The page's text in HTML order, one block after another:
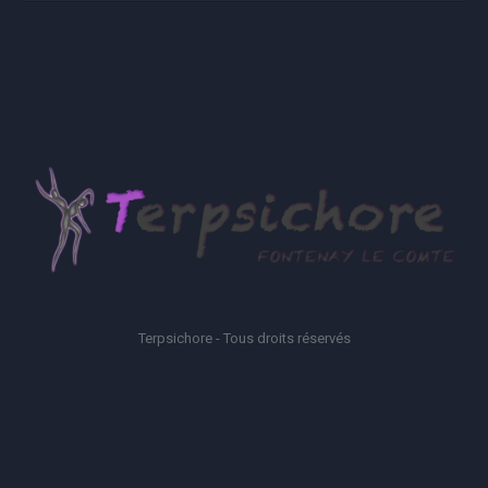
Terpsichore - Tous droits réservés